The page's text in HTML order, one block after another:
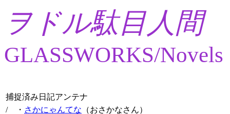
ヲドル駄目人間
GLASSWORKS/Novels
捕捉済み日記アンテナ
/ ・ さかにゃんてな （おさかなさん）